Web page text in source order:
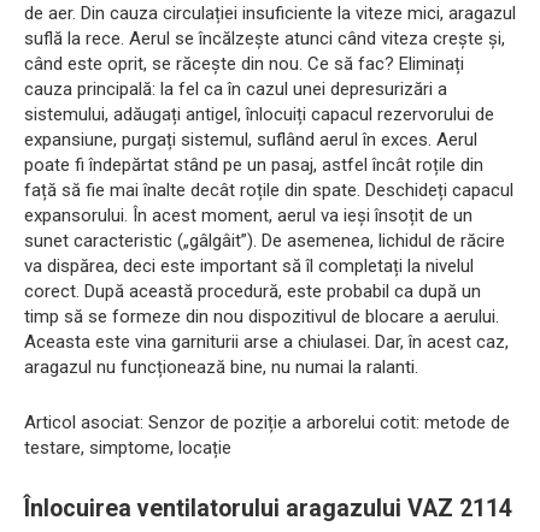
de aer. Din cauza circulației insuficiente la viteze mici, aragazul
suflă la rece. Aerul se încălzește atunci când viteza crește și,
când este oprit, se răcește din nou. Ce să fac? Eliminați
cauza principală: la fel ca în cazul unei depresurizări a
sistemului, adăugați antigel, înlocuiți capacul rezervorului de
expansiune, purgați sistemul, suflând aerul în exces. Aerul
poate fi îndepărtat stând pe un pasaj, astfel încât roțile din
față să fie mai înalte decât roțile din spate. Deschideți capacul
expansorului. În acest moment, aerul va ieși însoțit de un
sunet caracteristic („gâlgâit”). De asemenea, lichidul de răcire
va dispărea, deci este important să îl completați la nivelul
corect. După această procedură, este probabil ca după un
timp să se formeze din nou dispozitivul de blocare a aerului.
Aceasta este vina garniturii arse a chiulasei. Dar, în acest caz,
aragazul nu funcționează bine, nu numai la ralanti.
Articol asociat: Senzor de poziție a arborelui cotit: metode de
testare, simptome, locație
Înlocuirea ventilatorului aragazului VAZ 2114